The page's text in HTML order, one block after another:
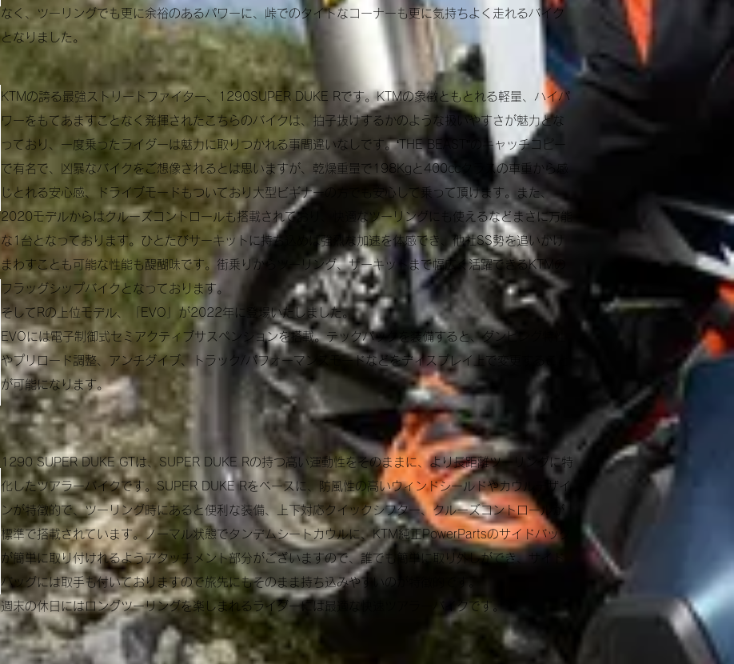
なく、ツーリングでも更に余裕のあるパワーに、峠でのタイトなコーナーも更に気持ちよく走れるバイク
となりました。
KTMの誇る最強ストリートファイター、1290SUPER DUKE Rです。KTMの象徴ともとれる軽量、ハイパ
ワーをもてあますことなく発揮されたこちらのバイクは、拍子抜けするかのような扱いやすさが魅力とな
っており、一度乗ったライダーは魅力に取りつかれる事間違いなしです。‘THE BEAST”のキャッチコピー
で有名で、凶暴なバイクをご想像されるとは思いますが、乾燥重量で198Kgと400ccクラスの車重から感
じとれる安心感、ドライブモードもついており大型ビギナーの方でも安心して乗って頂けます。
また、
2020モデルからはクルーズコントロールも搭載されており、快適なツーリングにも使えるなどまさに万能
な1台となっております。 ひとたびサーキットに持ち込めば強烈な加速を体感でき、他社SS勢を追いかけ
まわすことも可能な性能も醍醐味です。 街乗りからツーリング、サーキットまで幅広く活躍できるKTMの
フラッグシップバイクとなっております。
そしてRの上位モデル、「EVO」が2022年に登場いたしました。
EVOには電子制御式セミアクティブサスペンションを搭載。テックパックを装備すると、ダンピング特性
やプリロード調整、アンチダイブ、トラック/パフォーマンスモードなどをディスプレイ上で変更すること
が可能になります。
1290 SUPER DUKE GTは、SUPER DUKE Rの持つ高い運動性をそのままに、より長距離ツーリングに特
化したツアラーバイクです。SUPER DUKE Rをベースに、防風性の高いウィンドシールドやカウルデザイ
ンが特徴的で、ツーリング時にあると便利な装備、上下対応クイックシフター、クルーズコントロールが
標準で搭載されています。ノーマル状態でタンデムシートカウルに、KTM純正PowerPartsのサイドバック
が簡単に取り付けれるようアタッチメント部分がございますので、誰でも簡単に取り外しができ、サイド
バッグには取手も付いておりますので旅先にもそのまま持ち込みやすいのが特徴的です。
週末の休日にはロングツーリングを楽しまれるライダーには最適な快速ツアラーバイクです。